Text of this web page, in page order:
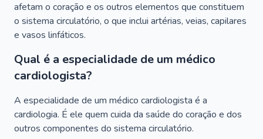
afetam o coração e os outros elementos que constituem
o sistema circulatório, o que inclui artérias, veias, capilares
e vasos linfáticos.
Qual é a especialidade de um médico
cardiologista?
A especialidade de um médico cardiologista é a
cardiologia. É ele quem cuida da saúde do coração e dos
outros componentes do sistema circulatório.